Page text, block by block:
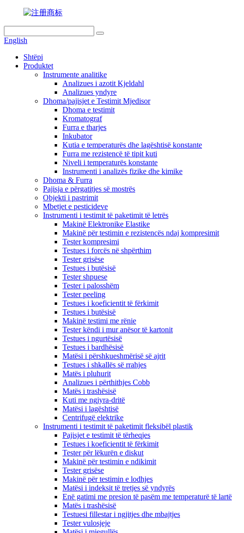
English
Shtëpi
Produktet
Instrumente analitike
Analizues i azotit Kjeldahl
Analizues yndyre
Dhoma/pajisjet e Testimit Mjedisor
Dhoma e testimit
Kromatograf
Furra e tharjes
Inkubator
Kutia e temperaturës dhe lagështisë konstante
Furra me rezistencë të tipit kuti
Niveli i temperaturës konstante
Instrumenti i analizës fizike dhe kimike
Dhoma & Furra
Pajisja e përgatitjes së mostrës
Objekti i pastrimit
Mbetjet e pesticideve
Instrumenti i testimit të paketimit të letrës
Makinë Elektronike Elastike
Makinë për testimin e rezistencës ndaj kompresimit
Tester kompresimi
Testues i forcës në shpërthim
Tester grisëse
Testues i butësisë
Tester shpuese
Tester i palosshëm
Tester peeling
Testues i koeficientit të fërkimit
Testues i butësisë
Makinë testimi me rënie
Tester këndi i mur anësor të kartonit
Testues i ngurtësisë
Testues i bardhësisë
Matësi i përshkueshmërisë së ajrit
Testues i shkallës së rrahjes
Matës i pluhurit
Analizues i përthithjes Cobb
Matës i trashësisë
Kuti me ngjyra-dritë
Matësi i lagështisë
Centrifugë elektrike
Instrumenti i testimit të paketimit fleksibël plastik
Pajisjet e testimit të tërheqjes
Testues i koeficientit të fërkimit
Tester për lëkurën e diskut
Makinë për testimin e ndikimit
Tester grisëse
Makinë për testimin e lodhjes
Matësi i indeksit të tretjes së yndyrës
Enë gatimi me presion të pasëm me temperaturë të lartë
Matës i trashësisë
Testuesi fillestar i ngjitjes dhe mbajtjes
Tester vulosjeje